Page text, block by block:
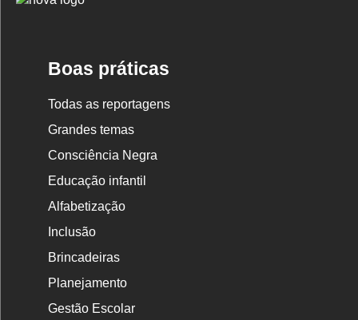
Boas práticas
Todas as reportagens
Grandes temas
Consciência Negra
Educação infantil
Alfabetização
Inclusão
Brincadeiras
Planejamento
Gestão Escolar